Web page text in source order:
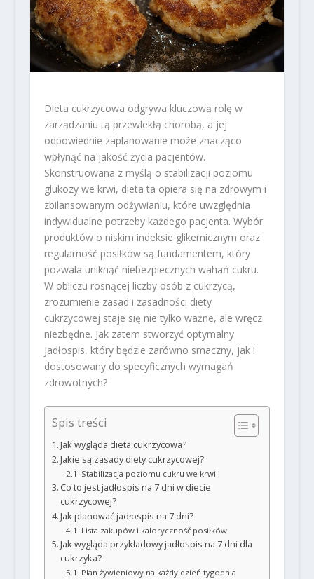
Dieta cukrzycowa odgrywa kluczową rolę w
zarządzaniu tą przewlekłą chorobą, a jej
odpowiednie zaplanowanie może znacząco
wpłynąć na jakość życia pacjentów.
Skonstruowana z myślą o stabilizacji poziomu
glukozy we krwi, dieta ta opiera się na zdrowym i
zbilansowanym odżywianiu, które uwzględnia
indywidualne potrzeby każdego pacjenta. Wybór
produktów o niskim indeksie glikemicznym oraz
regularność posiłków są fundamentem, który
pozwala uniknąć niebezpiecznych wahań cukru.
W obliczu rosnącej liczby osób z cukrzycą,
zrozumienie zasad i zasadności diety
cukrzycowej staje się nie tylko ważne, ale wręcz
niezbędne. Jak zatem stworzyć optymalny
jadłospis, który będzie zarówno smaczny, jak i
dostosowany do specyficznych wymagań
zdrowotnych?
Spis treści
Jak wygląda dieta cukrzycowa?
Jakie są zasady diety cukrzycowej?
Stabilizacja poziomu cukru we krwi
Co to jest jadłospis na 7 dni w diecie
cukrzycowej?
Jak planować jadłospis na 7 dni?
Lista zakupów i kaloryczność posiłków
Jak wygląda przykładowy jadłospis na 7 dni dla
cukrzyka?
Plan żywieniowy na każdy dzień tygodnia